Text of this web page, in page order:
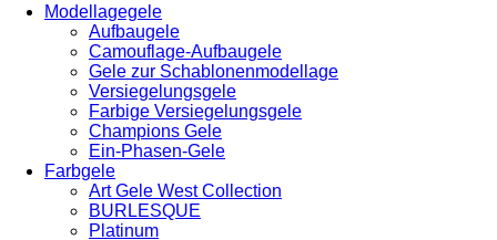
Modellagegele
Aufbaugele
Camouflage-Aufbaugele
Gele zur Schablonenmodellage
Versiegelungsgele
Farbige Versiegelungsgele
Champions Gele
Ein-Phasen-Gele
Farbgele
Art Gele West Collection
BURLESQUE
Platinum